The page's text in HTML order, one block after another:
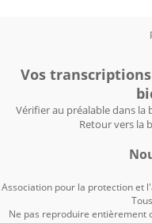
Vos
Vérifier au préalable dans la
Retour vers la
Association pour la protection et
Ne pas reproduire entièrement